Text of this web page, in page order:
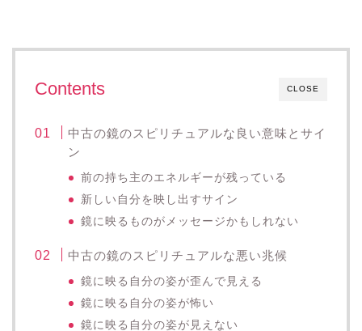
CLOSE
Contents
中古の鏡のスピリチュアルな良い意味とサイ
ン
前の持ち主のエネルギーが残っている
新しい自分を映し出すサイン
鏡に映るものがメッセージかもしれない
中古の鏡のスピリチュアルな悪い兆候
鏡に映る自分の姿が歪んで見える
鏡に映る自分の姿が怖い
鏡に映る自分の姿が見えない